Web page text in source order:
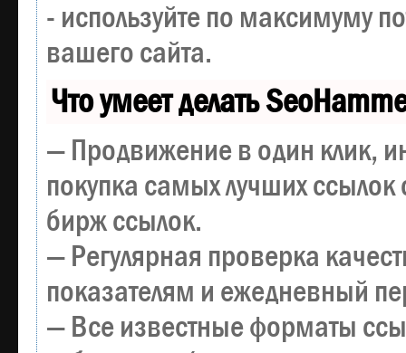
- используйте по максимуму
вашего сайта.
Что умеет делать
— Продвижение в один клик,
покупка самых лучших ссылок
бирж ссылок.
— Регулярная проверка
показателям и ежедневный
— Все известные форматы